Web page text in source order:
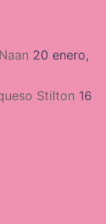
20 enero,
Stilton 16